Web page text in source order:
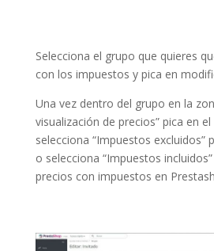
Selecciona el grupo que quieres
con los impuestos y pica en
Una vez dentro del grupo en la
visualización de precios” pica en
selecciona “Impuestos excluidos”
o selecciona “Impuestos
precios con impuestos en